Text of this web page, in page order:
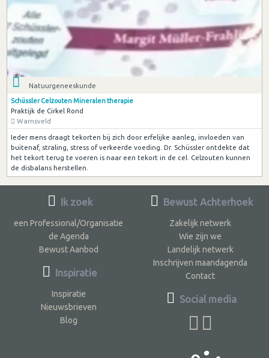
Natuurgeneeskunde
Schüssler Celzouten Mineralen therapie
Praktijk de Cirkel Rond
Warnsveld
Ieder mens draagt tekorten bij zich door erfelijke aanleg, invloeden van
buitenaf, straling, stress of verkeerde voeding. Dr. Schüssler ontdekte dat
het tekort terug te voeren is naar een tekort in de cel. Celzouten kunnen
de disbalans herstellen.
Ik zoek
een Professional/Organisatie
de Agenda
Bewust Aanbod
Inspiratie
Inspiratie
Nieuwsbrieven
Blog
Bewust Achterhoek
Zakelijk netwerk
Wie zijn we
Landelijk netwerk
Inschrijven maandagenda
Contact
Social media